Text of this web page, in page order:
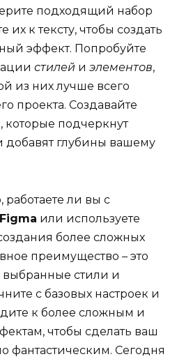
подходящий набор
к тексту, чтобы создать
эффект. Попробуйте
стилей и элементов,
из них лучше всего
проекта. Создавайте
которые подчеркнут
глубины вашему
работаете ли вы с
Figma или используете
более сложных
преимущество – это
стили и
с базовых настроек и
к более сложным и
чтобы сделать ваш
фантастическим. Сегодня